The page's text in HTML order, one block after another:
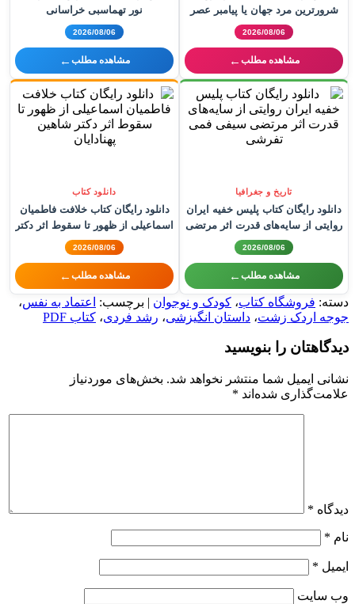
شرورترین مرد جهان یا پیامبر عصر
جدید؟ اثری از سایت هوش فعال
2026/08/06
مشاهده مطلب ←
نور تهماسبی خراسانی
2026/08/06
مشاهده مطلب ←
تاریخ و جغرافیا
دانلود رایگان کتاب پلیس خفیه ایران
روایتی از سایه‌های قدرت اثر مرتضی
سیفی فمی تفرشی
2026/08/06
مشاهده مطلب ←
دانلود کتاب
دانلود رایگان کتاب خلافت فاطمیان
اسماعیلی از ظهور تا سقوط اثر دکتر
شاهین پهنادایان
2026/08/06
مشاهده مطلب ←
دسته: فروشگاه کتاب، کودک و نوجوان | برچسب: اعتماد به نفس،
جوجه اردک زشت، داستان انگیزشی، رشد فردی، کتاب PDF
دیدگاهتان را بنویسید
نشانی ایمیل شما منتشر نخواهد شد. بخش‌های موردنیاز
علامت‌گذاری شده‌اند *
دیدگاه *
نام *
ایمیل *
وب‌ سایت